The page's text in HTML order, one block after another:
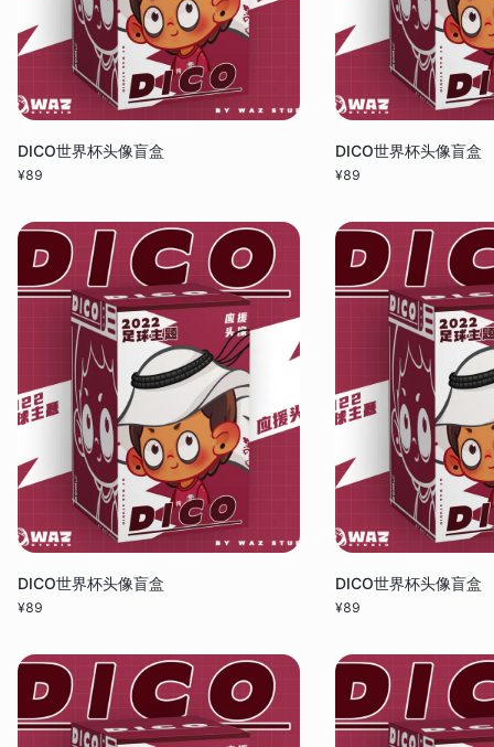
DICO世界杯头像盲盒
¥89
DICO世界杯头像盲盒
¥89
DICO世界杯头像盲盒
¥89
DICO世界杯头像盲盒
¥89